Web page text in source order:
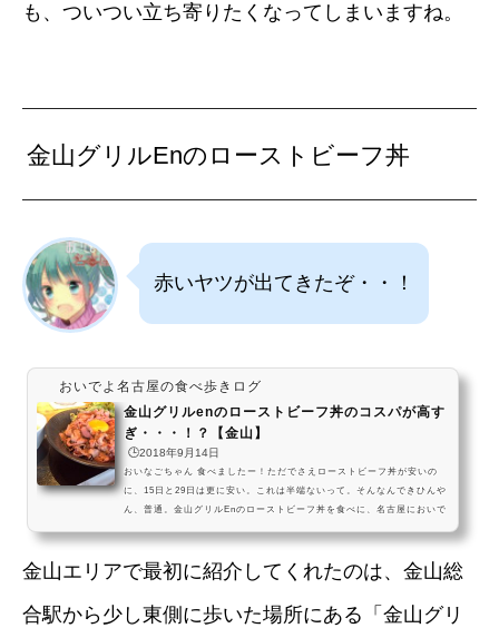
も、ついつい立ち寄りたくなってしまいますね。
金山グリルEnのローストビーフ丼
赤いヤツが出てきたぞ・・！
おいでよ名古屋の食べ歩きログ
金山グリルenのローストビーフ丼のコスパが高す
ぎ・・・！？【金山】
🕒️2018年9月14日
おいなごちゃん 食べましたー！ただでさえローストビーフ丼が安いの
に、15日と29日は更に安い。これは半端ないって。そんなんできひんや
ん、普通。金山グリルEnのローストビーフ丼を食べに、名古屋においで
テロ pic.twitter.com/bVhVWRkm2H— おいでよ名古屋 (@oinagoya)
ります金山グリルEnのステーキ丼(880円)を食べに...
金山エリアで最初に紹介してくれたのは、金山総
合駅から少し東側に歩いた場所にある「金山グリ